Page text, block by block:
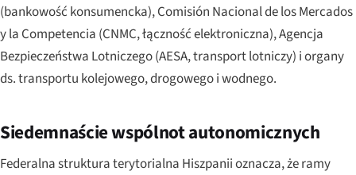
(bankowość konsumencka), Comisión Nacional de los Mercados
y la Competencia (CNMC, łączność elektroniczna), Agencja
Bezpieczeństwa Lotniczego (AESA, transport lotniczy) i organy
ds. transportu kolejowego, drogowego i wodnego.
Siedemnaście wspólnot autonomicznych
Federalna struktura terytorialna Hiszpanii oznacza, że ramy